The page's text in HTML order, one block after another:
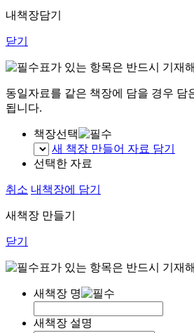
내책장담기
닫기
표가 있는 항목은 반드시 기재
동일자료를 같은 책장에 담을 경우 담
됩니다.
책장선택
새 책장 만들어 자료 담기
선택한 자료
취소 내책장에 담기
새책장 만들기
닫기
표가 있는 항목은 반드시 기재
새책장 명
새책장 설명